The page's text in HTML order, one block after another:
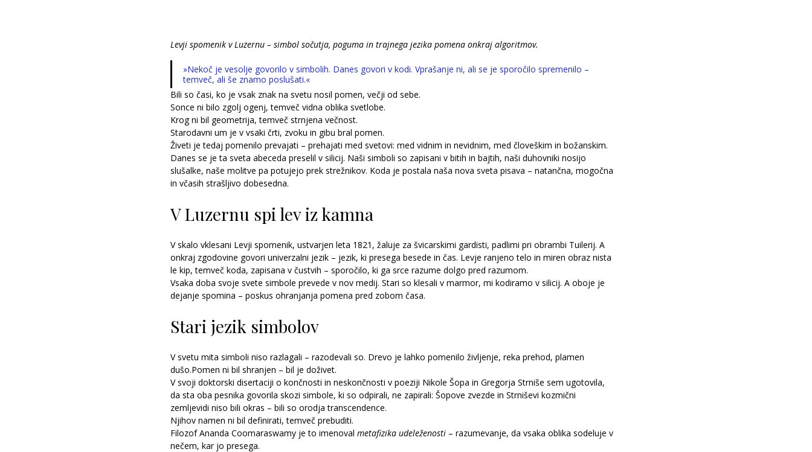
Levji spomenik v Luzernu – simbol sočutja, poguma in trajnega jezika pomena onkraj algoritmov.
»Nekoč je vesolje govorilo v simbolih. Danes govori v kodi. Vprašanje ni, ali se je sporočilo spremenilo –
temveč, ali še znamo poslušati.«
Bili so časi, ko je vsak znak na svetu nosil pomen, večji od sebe.
Sonce ni bilo zgolj ogenj, temveč vidna oblika svetlobe.
Krog ni bil geometrija, temveč strnjena večnost.
Starodavni um je v vsaki črti, zvoku in gibu bral pomen.
Živeti je tedaj pomenilo prevajati – prehajati med svetovi: med vidnim in nevidnim, med človeškim in božanskim.
Danes se je ta sveta abeceda preselil v silicij. Naši simboli so zapisani v bitih in bajtih, naši duhovniki nosijo
slušalke, naše molitve pa potujejo prek strežnikov. Koda je postala naša nova sveta pisava – natančna, mogočna
in včasih strašljivo dobesedna.
V Luzernu spi lev iz kamna
V skalo vklesani Levji spomenik, ustvarjen leta 1821, žaluje za švicarskimi gardisti, padlimi pri obrambi Tuilerij. A
onkraj zgodovine govori univerzalni jezik – jezik, ki presega besede in čas. Levje ranjeno telo in miren obraz nista
le kip, temveč koda, zapisana v čustvih – sporočilo, ki ga srce razume dolgo pred razumom.
Vsaka doba svoje svete simbole prevede v nov medij. Stari so klesali v marmor, mi kodiramo v silicij. A oboje je
dejanje spomina – poskus ohranjanja pomena pred zobom časa.
Stari jezik simbolov
V svetu mita simboli niso razlagali – razodevali so. Drevo je lahko pomenilo življenje, reka prehod, plamen
dušo.Pomen ni bil shranjen – bil je doživet.
V svoji doktorski disertaciji o končnosti in neskončnosti v poeziji Nikole Šopa in Gregorja Strniše sem ugotovila,
da sta oba pesnika govorila skozi simbole, ki so odpirali, ne zapirali: Šopove zvezde in Strniševi kozmični
zemljevidi niso bili okras – bili so orodja transcendence.
Njihov namen ni bil definirati, temveč prebuditi.
Filozof Ananda Coomaraswamy je to imenoval metafizika udeleženosti – razumevanje, da vsaka oblika sodeluje v
nečem, kar jo presega.